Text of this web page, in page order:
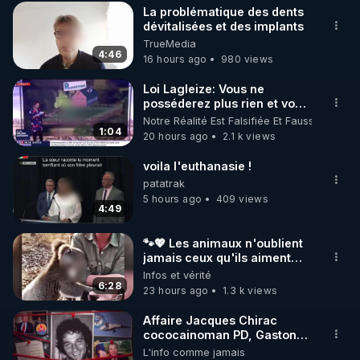
🌱 INSTAGRAM
https://www.instagram.com/rdlr_thierrycasasnovas/
http://rgnr.li/instagram
🌱 LA NEWSLETTER
Pour ne pas rater l’actualité RGNR (stages,
http://rgnr.li/news
🌱 VIDÉOS NON CENSURÉES SUR ODYSEE
Toutes les vidéos Youtube sont aussi sur la
http://rgnr.li/odysee
🌱 LES STAGES EN PRÉSENTIEL
4:46
La problématique des dents
dévitalisées et des implants
TrueMedia
16 hours ago
980 views
1:04
Loi Lagleize: Vous ne
posséderez plus rien et vous
serez heureux !
Notre Réalité Est Falsifiée Et Fausse
20 hours ago
2.1 k views
4:49
voila l'euthanasie !
patatrak
5 hours ago
409 views
6:28
🐾💖 Les animaux n'oublient
jamais ceux qu'ils aiment…
🥹❤️
Infos et vérité
23 hours ago
1.3 k views
Affaire Jacques Chirac
cococainoman PD, Gaston
Flosse IDEM, les barbouses,
L'info comme jamais